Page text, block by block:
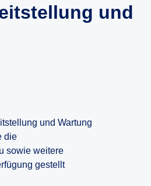
und
und Wartung
die
sowie weitere
gestellt